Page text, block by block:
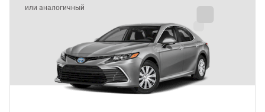
или аналогичный